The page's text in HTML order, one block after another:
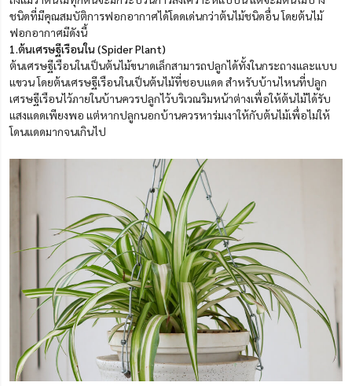
ชนิดที่มีคุณสมบัติการฟอกอากาศได้โดดเด่นกว่าต้นไม้ชนิดอื่น โดยต้นไม้
ฟอกอากาศมีดังนี้
1.ต้นเศรษฐีเรือนใน (Spider Plant)
ต้นเศรษฐีเรือนในเป็นต้นไม้ขนาดเล็กสามารถปลูกได้ทั้งในกระถางและแบบ
แขวน โดยต้นเศรษฐีเรือนในเป็นต้นไม้ที่ชอบแดด สำหรับบ้านไหนที่ปลูก
เศรษฐีเรือนไว้ภายในบ้านควรปลูกไว้บริเวณริมหน้าต่างเพื่อให้ต้นไม้ได้รับ
แสงแดดเพียงพอ แต่หากปลูกนอกบ้านควรหาร่มเงาให้กับต้นไม้เพื่อไม่ให้
โดนแดดมากจนเกินไป